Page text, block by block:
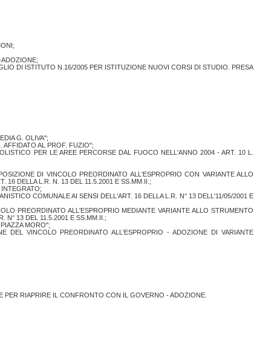
ADOZIONE;
DI ISTITUTO N.16/2005 PER ISTITUZIONE NUOVI CORSI DI STUDIO. PRESA
G. OLIVA";
AFFIDATO AL PROF. FUZIO";
PER LE AREE PERCORSE DAL FUOCO NELL'ANNO 2004 - ART. 10 L.
DI VINCOLO PREORDINATO ALL'ESPROPRIO CON VARIANTE ALLO
16 DELLA L.R. N. 13 DEL 11.5.2001 E SS.MM.II.;
COMUNALE AI SENSI DELL'ART. 16 DELLA L.R. N° 13 DELL'11/05/2001 E
PREORDINATO ALL'ESPROPRIO MEDIANTE VARIANTE ALLO STRUMENTO
N° 13 DEL 11.5.2001 E SS.MM.II.;
MORO";
VINCOLO PREORDINATO ALL'ESPROPRIO - ADOZIONE DI VARIANTE
PER RIAPRIRE IL CONFRONTO CON IL GOVERNO - ADOZIONE.